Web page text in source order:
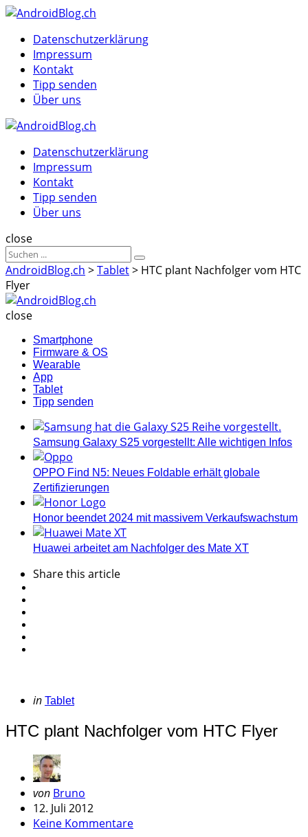
Menu
MenuDatenschutzerklärung
Impressum
Kontakt
Tipp senden
Über uns
Datenschutzerklärung
Impressum
Kontakt
Tipp senden
Über uns
Suche
close
Sucheergebnisse
für
Suche
AndroidBlog.ch >Tablet> HTC plant Nachfolger vom HTC
Flyer
close
Smartphone
Firmware & OS
Wearable
App
Tablet
Tipp senden
Samsung Galaxy S25 vorgestellt: Alle wichtigen Infos
OPPO Find N5: Neues Foldable erhält globale
Zertifizierungen
Honor beendet 2024 mit massivem Verkaufswachstum
Huawei arbeitet am Nachfolger des Mate XT
Sharethis article
Categories
Posted
in Tablet
HTC plant Nachfolger vom HTC Flyer
Geschrieben
von
von Bruno
12. Juli 2012
Keine Kommentare